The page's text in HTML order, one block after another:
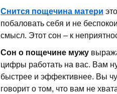
Снится пощечина матери
побаловать себя и не
смысл. Этот сон – к
Сон о пощечине мужу
цифры работать на вас. Вам
быстрее и эффективнее. Вы
говорит о том, что вам не